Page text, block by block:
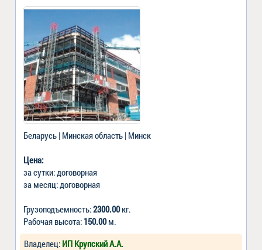
Беларусь | Минская область | Минск
Цена:
за сутки: договорная
за месяц: договорная
Грузоподъемность:2300.00кг.
Рабочая высота: 150.00м.
Владелец: ИП Крупский А.А.